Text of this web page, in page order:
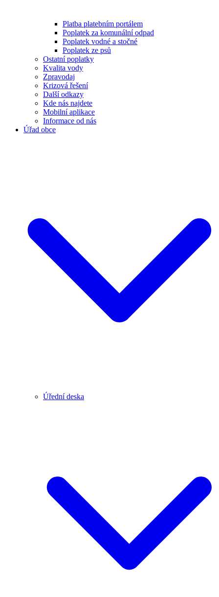
Platba platebním portálem
Poplatek za komunální odpad
Poplatek vodné a stočné
Poplatek ze psů
Ostatní poplatky
Kvalita vody
Zpravodaj
Krizová řešení
Další odkazy
Kde nás najdete
Mobilní aplikace
Informace od nás
Úřad obce
Úřední deska